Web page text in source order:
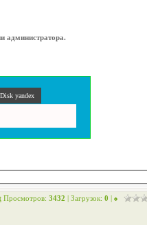
администратора.
Disk yandex
Просмотров: 3432 | Загрузок: 0 |